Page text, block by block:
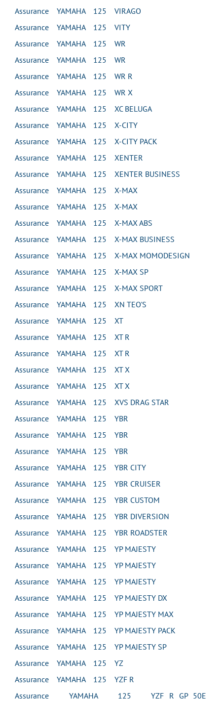
Assurance YAMAHA 125 VIRAGO
Assurance YAMAHA 125 VITY
Assurance YAMAHA 125 WR
Assurance YAMAHA 125 WR
Assurance YAMAHA 125 WR R
Assurance YAMAHA 125 WR X
Assurance YAMAHA 125 XC BELUGA
Assurance YAMAHA 125 X-CITY
Assurance YAMAHA 125 X-CITY PACK
Assurance YAMAHA 125 XENTER
Assurance YAMAHA 125 XENTER BUSINESS
Assurance YAMAHA 125 X-MAX
Assurance YAMAHA 125 X-MAX
Assurance YAMAHA 125 X-MAX ABS
Assurance YAMAHA 125 X-MAX BUSINESS
Assurance YAMAHA 125 X-MAX MOMODESIGN
Assurance YAMAHA 125 X-MAX SP
Assurance YAMAHA 125 X-MAX SPORT
Assurance YAMAHA 125 XN TEO'S
Assurance YAMAHA 125 XT
Assurance YAMAHA 125 XT R
Assurance YAMAHA 125 XT R
Assurance YAMAHA 125 XT X
Assurance YAMAHA 125 XT X
Assurance YAMAHA 125 XVS DRAG STAR
Assurance YAMAHA 125 YBR
Assurance YAMAHA 125 YBR
Assurance YAMAHA 125 YBR
Assurance YAMAHA 125 YBR CITY
Assurance YAMAHA 125 YBR CRUISER
Assurance YAMAHA 125 YBR CUSTOM
Assurance YAMAHA 125 YBR DIVERSION
Assurance YAMAHA 125 YBR ROADSTER
Assurance YAMAHA 125 YP MAJESTY
Assurance YAMAHA 125 YP MAJESTY
Assurance YAMAHA 125 YP MAJESTY
Assurance YAMAHA 125 YP MAJESTY DX
Assurance YAMAHA 125 YP MAJESTY MAX
Assurance YAMAHA 125 YP MAJESTY PACK
Assurance YAMAHA 125 YP MAJESTY SP
Assurance YAMAHA 125 YZ
Assurance YAMAHA 125 YZF R
Assurance YAMAHA 125 YZF R GP 50E